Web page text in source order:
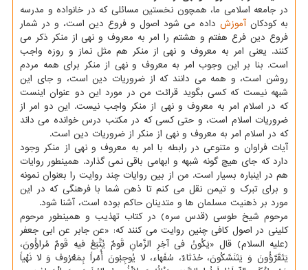
در جامعه اسلامی ما، همچون نخستین مسائلی که در خانواده و مدرسه
به کودکانآموزش داده می شود اصول و فروع دین است، و در شمار
فروع دین فرع هفتم و هشتم را امر به معروف و نهی از منکر ذکر می
کنند. یعنی امر به معروف و نهی از منکر هم مثل نماز و روزه واجب
است. بنا بر این وجوب امر به معروف و نهی از منکر برای همه مردم
روشن است، و همه می دانند که از ضروریات دین است، و جای این
شبهه نیست که کسی بگوید قرائت من در مورد این دو عنوان اینست
که در اسلام امر به معروف و نهی از منکر واجب نیست. این دو امر از
ضروریات اسلام است، و حتی کسی که در مکتب درس خوانده می داند
که در اسلام امر به معروف و نهی از منکر از ضروریات دین است.
آیات فراوان و متنوعی در رابطه با امر به معروف و نهی از منکر وجود
دارد که جای هیچ گونه شبهه و ابهامی باقی نمی گذارد. همینطور روایات
هم در اینباره بسیار است. من از بین روایات چند روایت را بعنوان نمونه
و برای تبرک و تیمن نقل می کنم تا ذهن شما با فرهنگی که در این
مورد بر ذهنیت مسلمان ها و متدینان حاکم بوده است، آشنا شود.
مرحوم شیخ طوسی (قدس سره) در کتاب تهذیب و همینطور مرحوم
کلینی در اصول کافی چنین روایت می کنند که: «عن جابر عن ابی جعفر
(علیه السلام) قال «یَکُونُ فی آخِرِ الزَّمانِ قَومٌ یُتَّبَعُ فیهِ قَومٌ مُراؤُونَ،
یَتَقَرَّؤُونَ وَ یَتَنَسَّکُونَ، حُدَثاءٌ، سُفَهاء، لا یُوجِبُونَ أُمْراً بِمَعْرُوف وَ لا نَهْیاً